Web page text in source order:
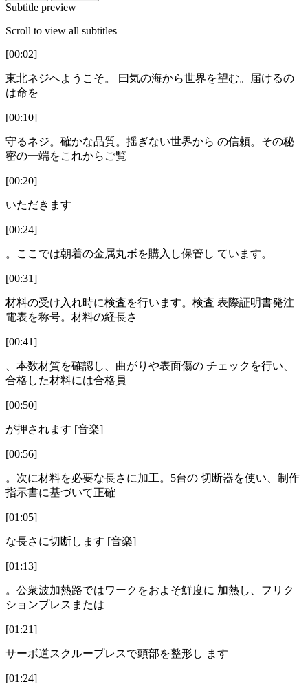
Subtitle preview
Scroll to view all subtitles
[00:02]
東北ネジへようこそ。 曰気の海から世界を望む。届けるの
は命を
[00:10]
守るネジ。確かな品質。揺ぎない世界から の信頼。その秘
密の一端をこれからご覧
[00:20]
いただきます
[00:24]
。ここでは朝着の金属丸ボを購入し保管し ています。
[00:31]
材料の受け入れ時に検査を行います。検査 表際証明書発注
電表を称号。材料の経長さ
[00:41]
、本数材質を確認し、曲がりや表面傷の チェックを行い、
合格した材料には合格員
[00:50]
が押されます [音楽]
[00:56]
。次に材料を必要な長さに加工。5台の 切断器を使い、制作
指示書に基づいて正確
[01:05]
な長さに切断します [音楽]
[01:13]
。公衆波加熱路ではワークをおよそ鮮度に 加熱し、フリク
ションプレスまたは
[01:21]
サーボ道スクループレスで頭部を整形し ます
[01:24]